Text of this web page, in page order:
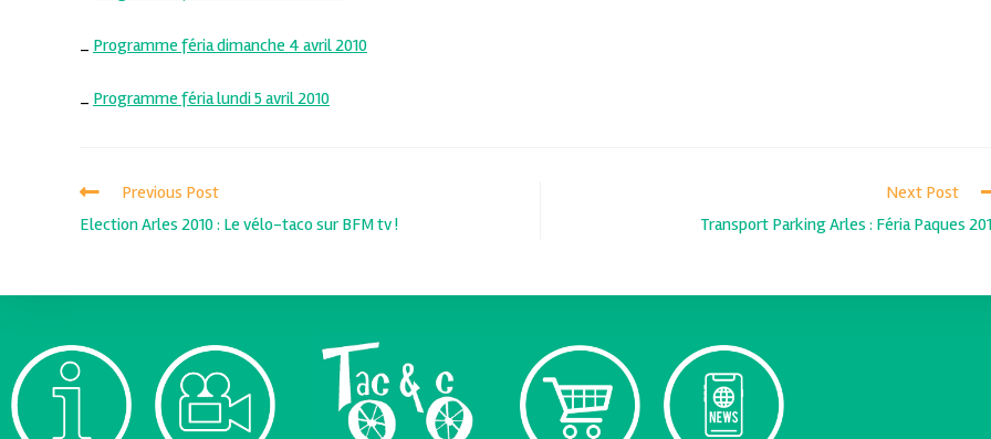
_ Programme féria dimanche 4 avril 2010
_ Programme féria lundi 5 avril 2010
Previous Post
Election Arles 2010 : Le vélo-taco sur BFM tv !
Next Post
Transport Parking Arles : Féria Paques